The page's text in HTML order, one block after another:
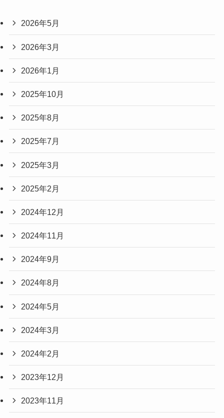
2026年5月
2026年3月
2026年1月
2025年10月
2025年8月
2025年7月
2025年3月
2025年2月
2024年12月
2024年11月
2024年9月
2024年8月
2024年5月
2024年3月
2024年2月
2023年12月
2023年11月